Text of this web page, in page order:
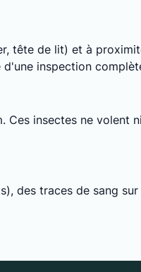
tête de lit) et à
inspection
Ces insectes ne volent
des traces de sang